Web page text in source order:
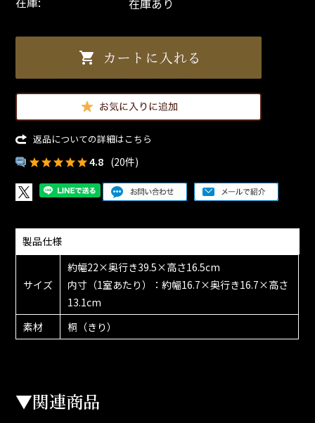
在庫あり
返品についての詳細はこちら
4.8 (20件)
製品仕様
サイズ
約幅22×奥行き39.5×高さ16.5cm
内寸（1室あたり）：約幅16.7×奥行き16.7×高さ
13.1cm
素材
桐（きり）
▼関連商品